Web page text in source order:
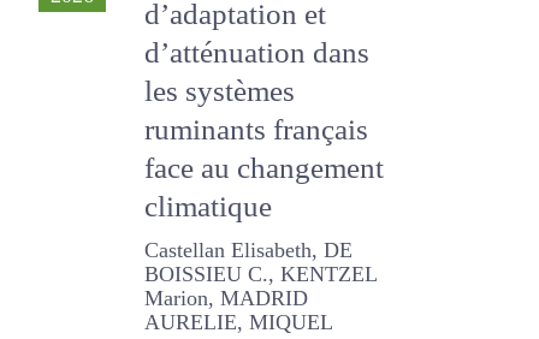
Stratégies
d’adaptation et
d’atténuation dans
les systèmes
ruminants
français face au
changement
climatique